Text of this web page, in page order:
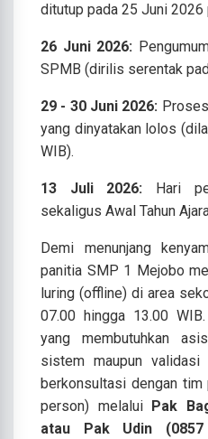
ditutup pada 25 Juni 2026
26 Juni 2026:
SPMB (dirilis serentak
29 - 30 Juni 2026:
yang dinyatakan lolos
WIB).
13 Juli 2026: Hari
sekaligus Awal Tahun
Demi menunjang
panitia SMP 1 Mejobo
luring (offline) di area
07.00 hingga 13.00
yang membutuhkan
sistem maupun
berkonsultasi dengan
person) melalui
Pak
atau Pak Udin